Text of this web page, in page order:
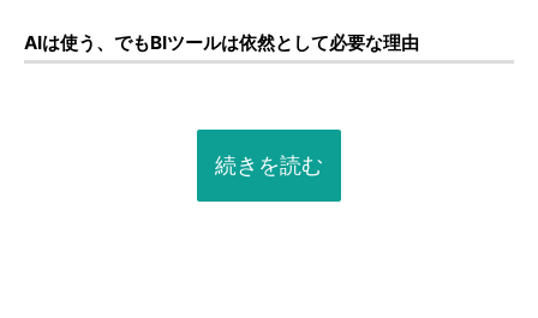
AIは使う、でもBIツールは依然として必要な理由
続きを読む